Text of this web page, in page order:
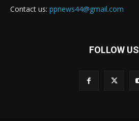
Contact us: ppnews44@gmail.com
FOLLOW US